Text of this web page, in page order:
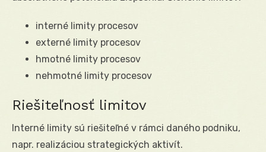
interné limity procesov
externé limity procesov
hmotné limity procesov
nehmotné limity procesov
Riešiteľnosť limitov
Interné limity sú riešiteľné v rámci daného podniku,
napr. realizáciou strategických aktivít.